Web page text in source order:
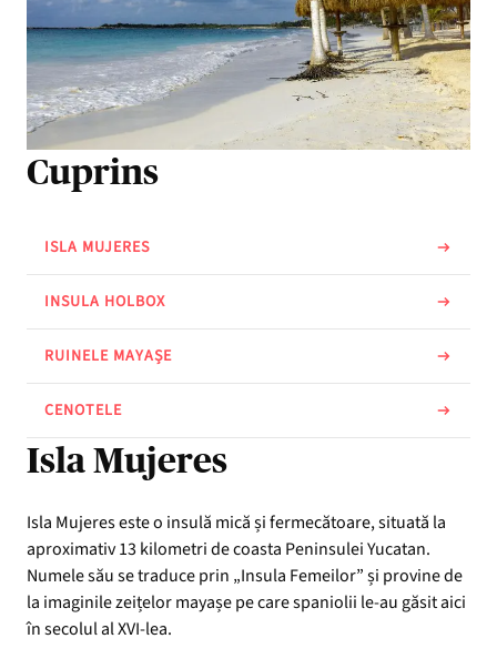
Cuprins
ISLA MUJERES
INSULA HOLBOX
RUINELE MAYAȘE
CENOTELE
Isla Mujeres
Isla Mujeres este o insulă mică și fermecătoare, situată la
aproximativ 13 kilometri de coasta Peninsulei Yucatan.
Numele său se traduce prin „Insula Femeilor” și provine de
la imaginile zeițelor mayașe pe care spaniolii le-au găsit aici
în secolul al XVI-lea.